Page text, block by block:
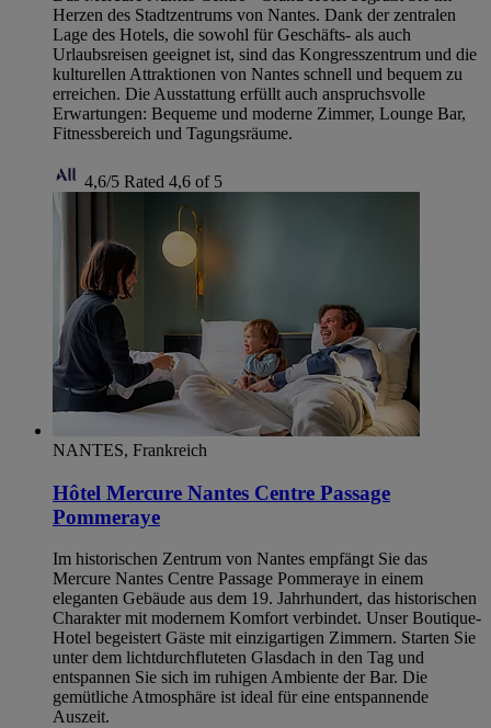
Herzen des Stadtzentrums von Nantes. Dank der zentralen
Lage des Hotels, die sowohl für Geschäfts- als auch
Urlaubsreisen geeignet ist, sind das Kongresszentrum und die
kulturellen Attraktionen von Nantes schnell und bequem zu
erreichen. Die Ausstattung erfüllt auch anspruchsvolle
Erwartungen: Bequeme und moderne Zimmer, Lounge Bar,
Fitnessbereich und Tagungsräume.
4,6/5 Rated 4,6 of 5
NANTES, Frankreich
Hôtel Mercure Nantes Centre Passage
Pommeraye
Im historischen Zentrum von Nantes empfängt Sie das
Mercure Nantes Centre Passage Pommeraye in einem
eleganten Gebäude aus dem 19. Jahrhundert, das historischen
Charakter mit modernem Komfort verbindet. Unser Boutique-
Hotel begeistert Gäste mit einzigartigen Zimmern. Starten Sie
unter dem lichtdurchfluteten Glasdach in den Tag und
entspannen Sie sich im ruhigen Ambiente der Bar. Die
gemütliche Atmosphäre ist ideal für eine entspannende
Auszeit.